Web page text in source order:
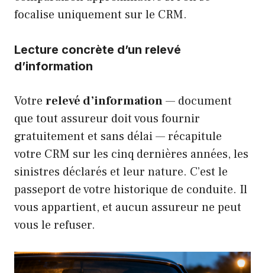
focalise uniquement sur le CRM.
Lecture concrète d’un relevé
d’information
Votre relevé d’information— document
que tout assureur doit vous fournir
gratuitement et sans délai — récapitule
votre CRM sur les cinq dernières années, les
sinistres déclarés et leur nature. C’est le
passeport de votre historique de conduite. Il
vous appartient, et aucun assureur ne peut
vous le refuser.